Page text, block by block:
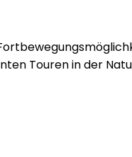
Touren in der